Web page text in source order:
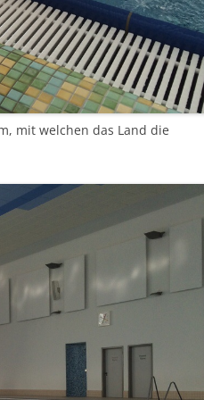
mit welchen das Land die